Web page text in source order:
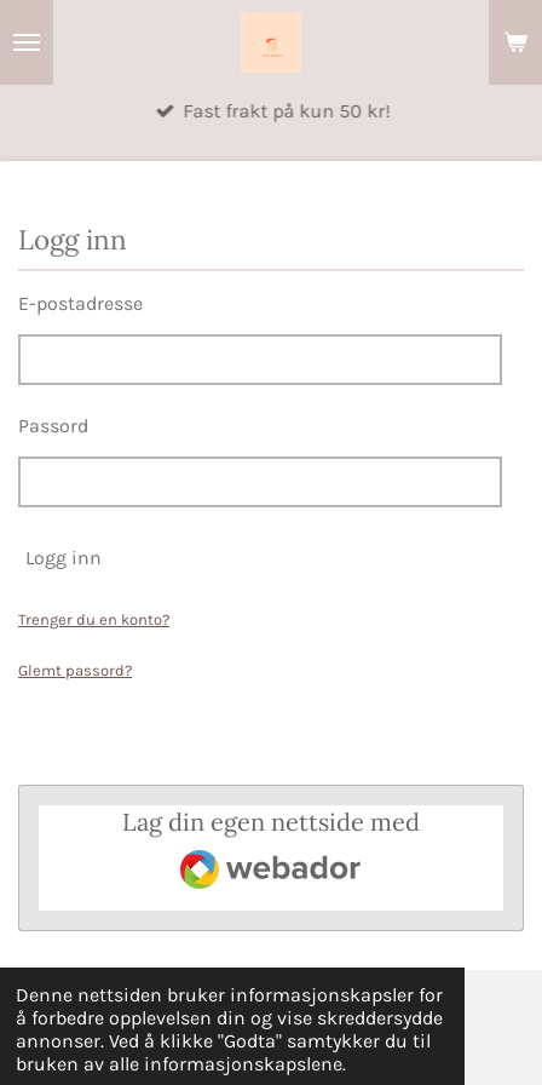
Denne nettsiden bruker informasjonskapsler for
å forbedre opplevelsen din og vise skreddersydde
annonser. Ved å klikke "Godta" samtykker du til
bruken av alle informasjonskapslene.
Fast frakt på kun 50 kr!
Logg inn
E-postadresse
Passord
Logg inn
Trenger du en konto?
Glemt passord?
Lag din egen nettside med
Webador
F
a
I
n
T
i
© 2024 - 2026 Rogasopp